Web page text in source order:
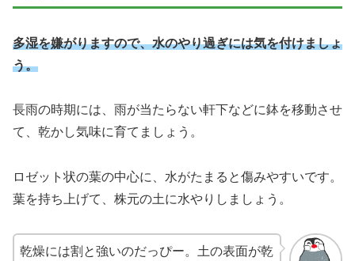
多湿を嫌がりますので、水のやり過ぎには気を付けましょ
う。
長雨の時期には、雨が当たらない軒下などに鉢を移動させ
て、乾かし気味に育てましょう。
ロゼット状の葉の中心に、水がたまると傷みやすいです。
葉を持ち上げて、株元の土に水やりしましょう。
乾燥には割と強いのだっぴー。土の表面が乾